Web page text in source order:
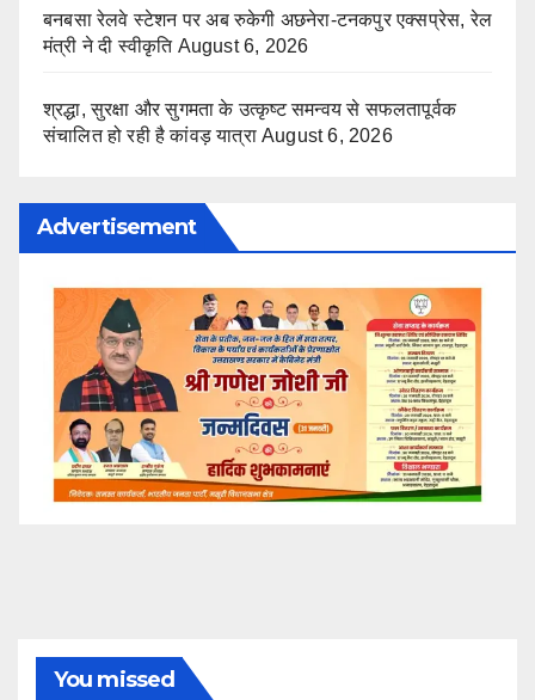
बनबसा रेलवे स्टेशन पर अब रुकेगी अछनेरा-टनकपुर एक्सप्रेस, रेल
मंत्री ने दी स्वीकृति August 6, 2026
श्रद्धा, सुरक्षा और सुगमता के उत्कृष्ट समन्वय से सफलतापूर्वक
संचालित हो रही है कांवड़ यात्रा August 6, 2026
Advertisement
You missed